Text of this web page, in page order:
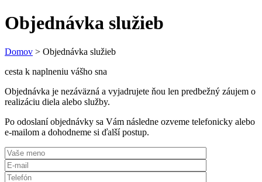
Objednávka služieb
Domov > Objednávka služieb
cesta k naplneniu vášho sna
Objednávka je nezáväzná a vyjadrujete ňou len predbežný záujem o
realizáciu diela alebo služby.
Po odoslaní objednávky sa Vám následne ozveme telefonicky alebo
e-mailom a dohodneme si ďalší postup.